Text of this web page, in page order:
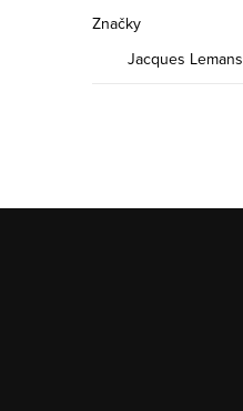
Značky
Jacques Lemans